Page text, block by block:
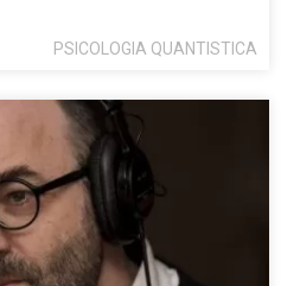
PSICOLOGIA QUANTISTICA